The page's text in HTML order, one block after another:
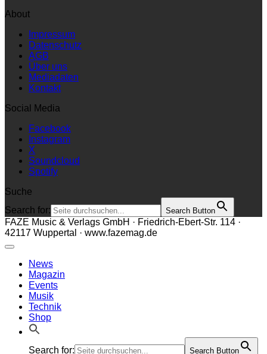
About
Impressum
Datenschutz
AGB
Über uns
Mediadaten
Kontakt
Social Media
Facebook
Instagram
X
Soundcloud
Spotify
Suche
Search for:
Search Button
FAZE Music & Verlags GmbH · Friedrich-Ebert-Str. 114 ·
42117 Wuppertal · www.fazemag.de
News
Magazin
Events
Musik
Technik
Shop
Search for: Search Button